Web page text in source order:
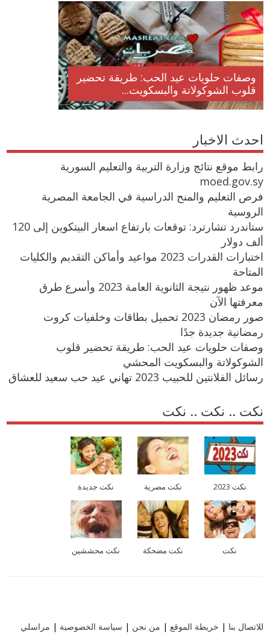
وصفات حلويات عيد الحب: طريقة
قلوب الشوكولاتة والبسكويت...
الميلادية
احدث الاخبار
رابط موقع نتائج وزارة التربية والتعليم السورية
moed.gov.sy
فرص التعليم والمنح الدراسية في الجامعة المصرية
الروسية
ستاندرد تشارترد: توقعات بارتفاع اسعار البيتكوين إلى 120
ألف دولار
اختبارات القدرات 2023 مواعيد وأماكن التقديم والكليات
المتاحة
موعد ظهور نتيجة الثانوية العامة 2023 وأسرع طرق
معرفتها الآن
صور رمضان 2023 تحميل بطاقات وخلفيات كروت
رمضانية جديدة جدًا
وصفات حلويات عيد الحب: طريقة تحضير قلوب
الشوكولاتة والبسكويت المحشي
رسائل الفلانتين للحبيب 2023 تهاني عيد حب سعيد للعشاق
نكت .. نكت .. نكت
نكت 2023 نكت مصرية نكت جديدة
نكت نكت مضحكة نكت محششين
للاتصال بنا | خريطة الموقع | من نحن | سياسة الخصوصية | مراسلي